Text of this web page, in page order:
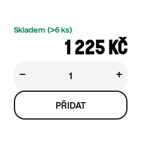
1 225 KČ
Skladem (>6 ks)
+
−